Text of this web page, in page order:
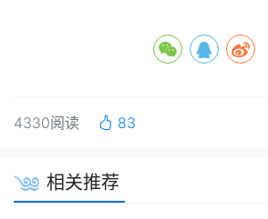
4330阅读 83
相关推荐